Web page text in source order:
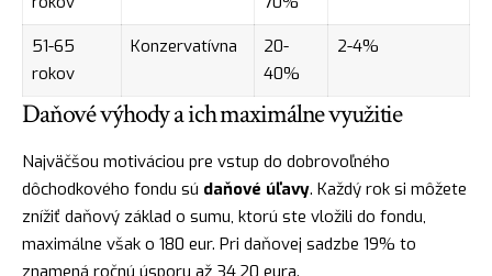
51-65
rokov
Konzervatívna
20-
40%
2-4%
Daňové výhody a ich maximálne využitie
Najväčšou motiváciou pre vstup do dobrovoľného
dôchodkového fondu sú daňové úľavy. Každý rok si môžete
znížiť daňový základ o sumu, ktorú ste vložili do fondu,
maximálne však o 180 eur. Pri daňovej sadzbe 19% to
znamená ročnú úsporu až 34,20 eura.